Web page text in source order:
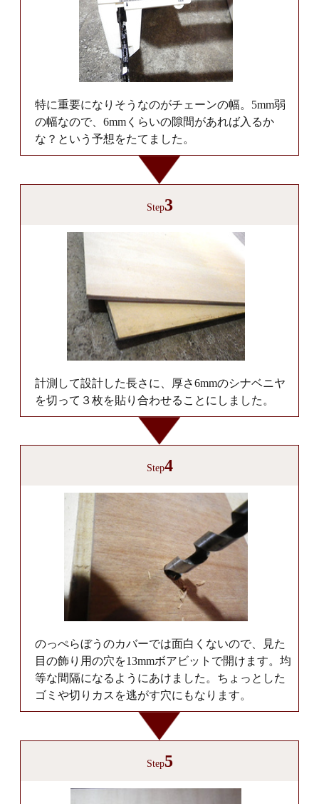
特に重要になりそうなのがチェーンの幅。5mm弱
の幅なので、6mmくらいの隙間があれば入るか
な？という予想をたてました。
Step3
計測して設計した長さに、厚さ6mmのシナベニヤ
を切って３枚を貼り合わせることにしました。
Step4
のっぺらぼうのカバーでは面白くないので、見た
目の飾り用の穴を13mmボアビットで開けます。均
等な間隔になるようにあけました。ちょっとした
ゴミや切りカスを逃がす穴にもなります。
Step5